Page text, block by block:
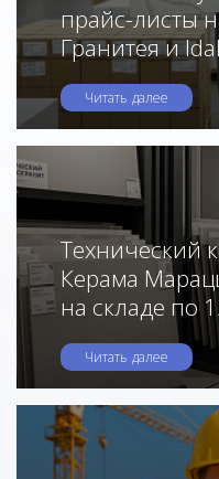
прайс-листы
Гранитея и
Читать далее
Технический
Керама
на складе по
Читать далее